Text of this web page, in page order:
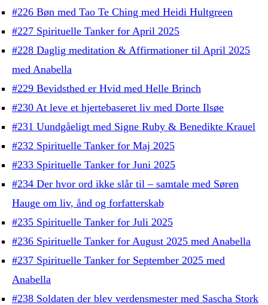
#226 Bøn med Tao Te Ching med Heidi Hultgreen
#227 Spirituelle Tanker for April 2025
#228 Daglig meditation & Affirmationer til April 2025
med Anabella
#229 Bevidsthed er Hvid med Helle Brinch
#230 At leve et hjertebaseret liv med Dorte Ilsøe
#231 Uundgåeligt med Signe Ruby & Benedikte Krauel
#232 Spirituelle Tanker for Maj 2025
#233 Spirituelle Tanker for Juni 2025
#234 Der hvor ord ikke slår til – samtale med Søren
Hauge om liv, ånd og forfatterskab
#235 Spirituelle Tanker for Juli 2025
#236 Spirituelle Tanker for August 2025 med Anabella
#237 Spirituelle Tanker for September 2025 med
Anabella
#238 Soldaten der blev verdensmester med Sascha Stork